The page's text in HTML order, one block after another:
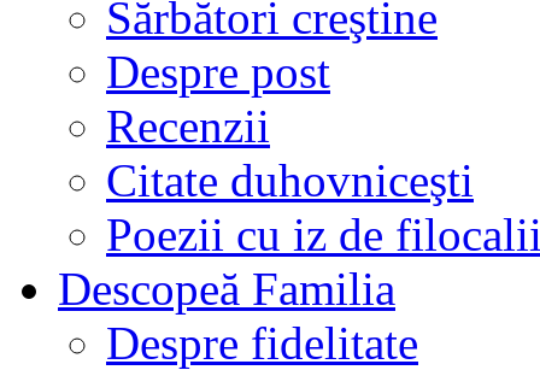
Sărbători creştine
Despre post
Recenzii
Citate duhovniceşti
Poezii cu iz de
Descopeă Familia
Despre fidelitate